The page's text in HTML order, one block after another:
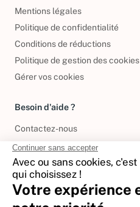
Mentions légales
Politique de confidentialité
Conditions de réductions
Politique de gestion des cookies
Gérer vos cookies
Besoin d'aide ?
Contactez-nous
International